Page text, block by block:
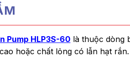
Pump HLP3S-60 là thuộc dòng
hoặc chất lỏng có lẫn hạt rắn.